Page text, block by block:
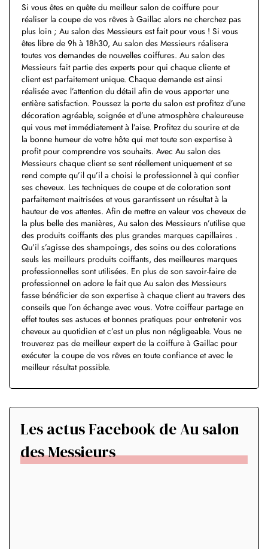
Si vous êtes en quête du meilleur salon de coiffure pour
réaliser la coupe de vos rêves à Gaillac alors ne cherchez pas
plus loin ; Au salon des Messieurs est fait pour vous ! Si vous
êtes libre de 9h à 18h30, Au salon des Messieurs réalisera
toutes vos demandes de nouvelles coiffures. Au salon des
Messieurs fait partie des experts pour qui chaque cliente et
client est parfaitement unique. Chaque demande est ainsi
réalisée avec l’attention du détail afin de vous apporter une
entière satisfaction. Poussez la porte du salon est profitez d’une
décoration agréable, soignée et d’une atmosphère chaleureuse
qui vous met immédiatement à l’aise. Profitez du sourire et de
la bonne humeur de votre hôte qui met toute son expertise à
profit pour comprendre vos souhaits. Avec Au salon des
Messieurs chaque client se sent réellement uniquement et se
rend compte qu’il qu’il a choisi le professionnel à qui confier
ses cheveux. Les techniques de coupe et de coloration sont
parfaitement maitrisées et vous garantissent un résultat à la
hauteur de vos attentes. Afin de mettre en valeur vos cheveux de
la plus belle des manières, Au salon des Messieurs n’utilise que
des produits coiffants des plus grandes marques capillaires .
Qu’il s’agisse des shampoings, des soins ou des colorations
seuls les meilleurs produits coiffants, des meilleures marques
professionnelles sont utilisées. En plus de son savoir-faire de
professionnel on adore le fait que Au salon des Messieurs
fasse bénéficier de son expertise à chaque client au travers des
conseils que l’on échange avec vous. Votre coiffeur partage en
effet toutes ses astuces et bonnes pratiques pour entretenir vos
cheveux au quotidien et c’est un plus non négligeable. Vous ne
trouverez pas de meilleur expert de la coiffure à Gaillac pour
exécuter la coupe de vos rêves en toute confiance et avec le
meilleur résultat possible.
Les actus Facebook de Au salon
des Messieurs